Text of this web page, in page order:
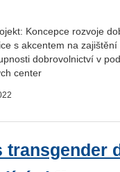
Koncepce rozvoje
s akcentem na
dobrovolnictví v
center
transgender